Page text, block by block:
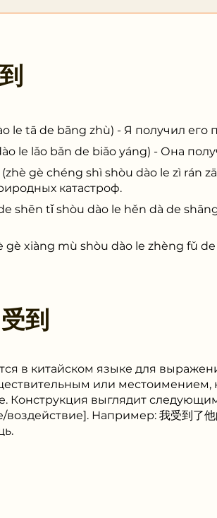
le tā de bāng zhù) - Я получил его
le lǎo bǎn de biǎo yáng) - Она
(zhè gè chéng shì shòu dào le zì rán
катастроф.
de shēn tǐ shòu dào le hěn dà de
gè xiàng mù shòu dào le zhèng fǔ
受到
в китайском языке для
или местоимением,
Конструкция выглядит
Например: 我受到了